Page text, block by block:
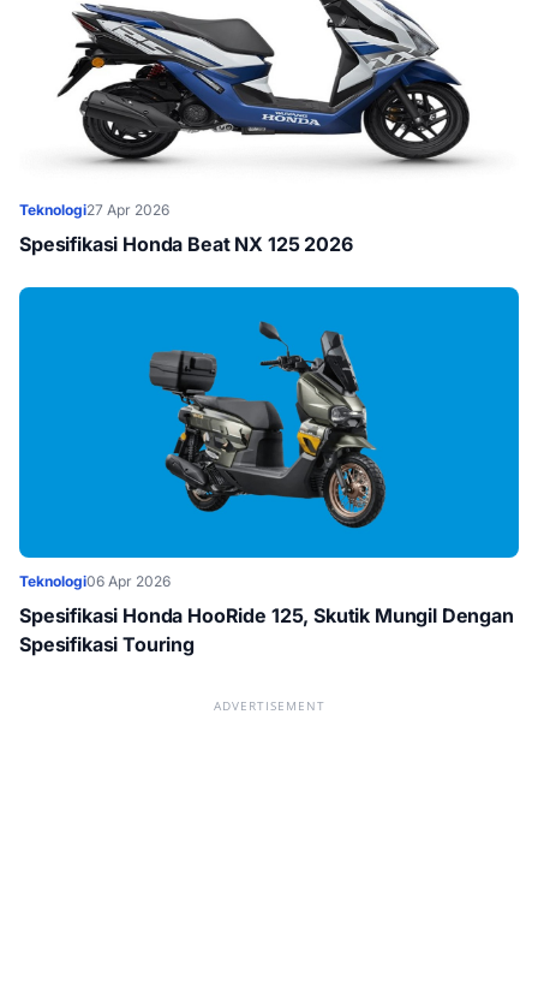
Teknologi27 Apr 2026
Spesifikasi Honda Beat NX 125 2026
Teknologi06 Apr 2026
Spesifikasi Honda HooRide 125, Skutik Mungil Dengan
Spesifikasi Touring
ADVERTISEMENT